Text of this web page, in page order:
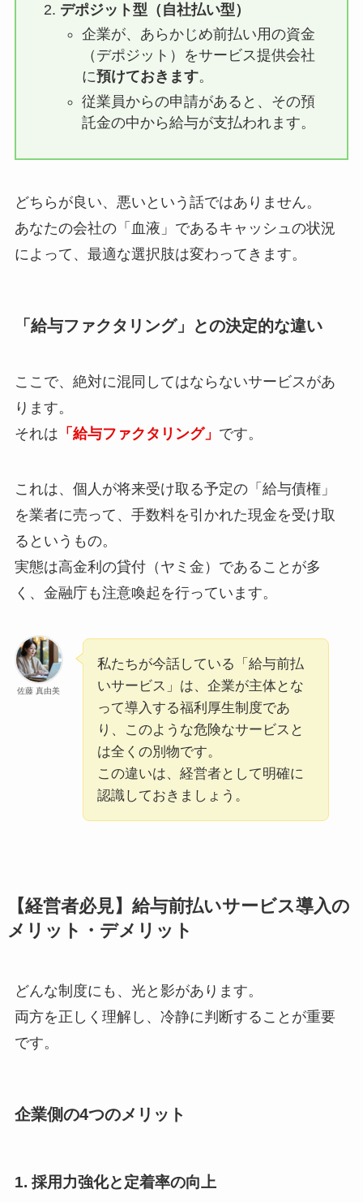
デポジット型（自社払い型）
企業が、あらかじめ前払い用の資金
（デポジット）をサービス提供会社
に預けておきます。
従業員からの申請があると、その預
託金の中から給与が支払われます。
どちらが良い、悪いという話ではありません。
あなたの会社の「血液」であるキャッシュの状況
によって、最適な選択肢は変わってきます。
「給与ファクタリング」との決定的な違い
ここで、絶対に混同してはならないサービスがあ
ります。
それは 「給与ファクタリング」 です。
これは、個人が将来受け取る予定の「給与債権」
を業者に売って、手数料を引かれた現金を受け取
るというもの。
実態は高金利の貸付（ヤミ金）であることが多
く、金融庁も注意喚起を行っています。
佐藤 真由美
私たちが今話している「給与前払
いサービス」は、企業が主体とな
って導入する福利厚生制度であ
り、このような危険なサービスと
は全くの別物です。
この違いは、経営者として明確に
認識しておきましょう。
【経営者必見】給与前払いサービス導入の
メリット・デメリット
どんな制度にも、光と影があります。
両方を正しく理解し、冷静に判断することが重要
です。
企業側の4つのメリット
1. 採用力強化と定着率の向上